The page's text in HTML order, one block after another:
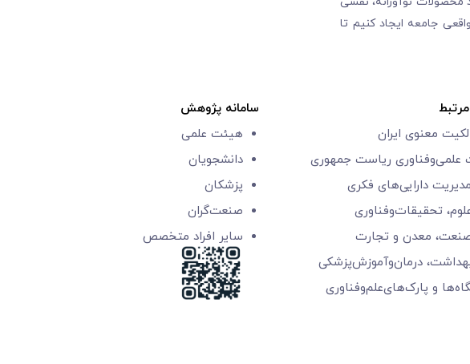
جامعه ایجاد کنیم تا
معنوی ایران
علمی‌و‌فناوری ریاست جمهوری
دارایی‌های فکری
تحقیقات‌وفناوری
معدن و تجارت
درمان‌وآموزش‌پزشکی
و پارک‌های‌‌علم‌‌و‌فناوری
سامانه پژوهش
هیئت علمی
دانشجویان
پزشکان
صنعت‌گران
سایر افراد متخصص